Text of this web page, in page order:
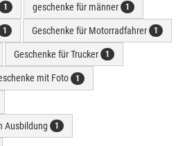
1 geschenke für männer 1
1 Geschenke für Motorradfahrer 1
Geschenke für Trucker 1
mit Foto 1
Ausbildung 1